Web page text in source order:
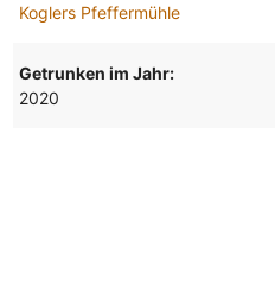
Koglers Pfeffermühle
Getrunken im Jahr:
2020